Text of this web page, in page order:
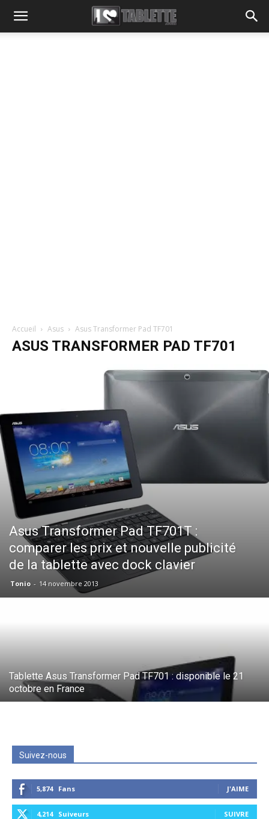
Accueil Asus Asus Transformer Pad TF701
ASUS TRANSFORMER PAD TF701
Asus Transformer Pad TF701T :
comparer les prix et nouvelle publicité
de la tablette avec dock clavier
Tonio - 14 novembre 2013
Tablette Asus Transformer Pad TF701 : disponible le 21
octobre en France
Suivez-nous
5,874 Fans J'AIME
4,214 Suiveurs SUIVRE